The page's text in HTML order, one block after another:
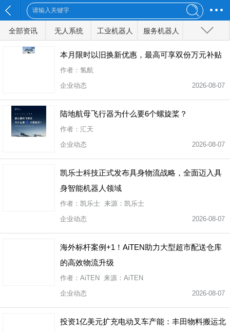
全部资讯 无人系统 工业机器人 服务机器人
特种机器人 军事机器人 无人船 无人地面车辆 无人汽车
人工智能
全部分类
本月限时以旧换新优惠，最高可享双份万元补贴
作者：氢航
企业动态
2026-08-07
陆地航母飞行器为什么要6个螺旋桨？
作者：汇天
企业动态
2026-08-07
凯乐士科技正式发布具身物流战略，全面迈入具
身智能机器人领域
作者：凯乐士 来源：凯乐士
企业动态
2026-08-07
海外标杆案例+1！AiTEN助力大型超市配送仓库
的高效物流升级
作者：AiTEN 来源：AiTEN
企业动态
2026-08-07
投资1亿美元扩充电动叉车产能：丰田物料搬运北